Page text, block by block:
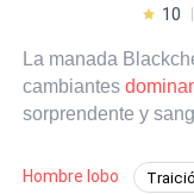
10
La manada
cambiantes
sorprendente y
amenaza, los exterminaran. Al notar el
Hombre lobo